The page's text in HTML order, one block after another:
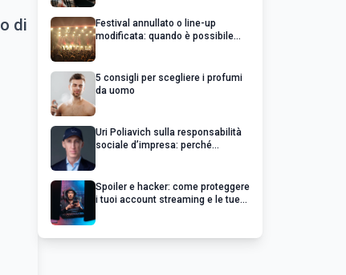
di
Festival annullato o line-up
modificata: quando è possibile
5 consigli per scegliere i profumi
da uomo
Uri Poliavich sulla responsabilità
sociale d’impresa: perché
Spoiler e hacker: come proteggere
i tuoi account streaming e le tue